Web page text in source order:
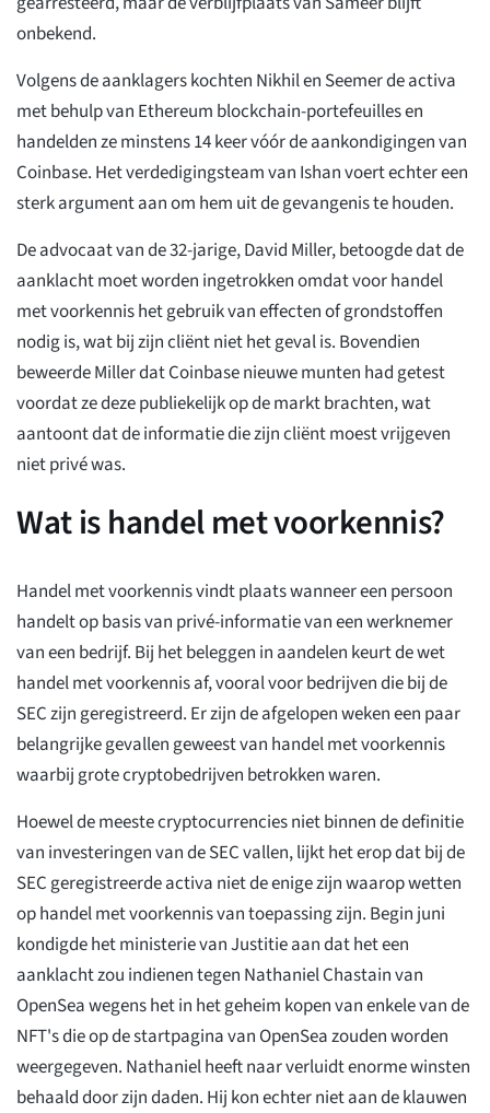
onbekend.
Volgens de aanklagers kochten Nikhil en Seemer de activa
met behulp van Ethereum blockchain-portefeuilles en
handelden ze minstens 14 keer vóór de aankondigingen van
Coinbase. Het verdedigingsteam van Ishan voert echter een
sterk argument aan om hem uit de gevangenis te houden.
De advocaat van de 32-jarige, David Miller, betoogde dat de
aanklacht moet worden ingetrokken omdat voor handel
met voorkennis het gebruik van effecten of grondstoffen
nodig is, wat bij zijn cliënt niet het geval is. Bovendien
beweerde Miller dat Coinbase nieuwe munten had getest
voordat ze deze publiekelijk op de markt brachten, wat
aantoont dat de informatie die zijn cliënt moest vrijgeven
niet privé was.
Wat is handel met voorkennis?
Handel met voorkennis vindt plaats wanneer een persoon
handelt op basis van privé-informatie van een werknemer
van een bedrijf. Bij het beleggen in aandelen keurt de wet
handel met voorkennis af, vooral voor bedrijven die bij de
SEC zijn geregistreerd. Er zijn de afgelopen weken een paar
belangrijke gevallen geweest van handel met voorkennis
waarbij grote cryptobedrijven betrokken waren.
Hoewel de meeste cryptocurrencies niet binnen de definitie
van investeringen van de SEC vallen, lijkt het erop dat bij de
SEC geregistreerde activa niet de enige zijn waarop wetten
op handel met voorkennis van toepassing zijn. Begin juni
kondigde het ministerie van Justitie aan dat het een
aanklacht zou indienen tegen Nathaniel Chastain van
OpenSea wegens het in het geheim kopen van enkele van de
NFT's die op de startpagina van OpenSea zouden worden
weergegeven. Nathaniel heeft naar verluidt enorme winsten
behaald door zijn daden. Hij kon echter niet aan de klauwen